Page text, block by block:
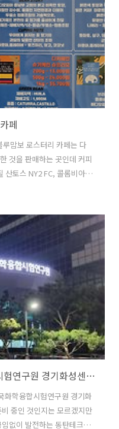
주차장", 공학코드, 2023년
차장", Love..
페
맘보 로스터리 카페는 다
것을 판매하는 곳인데 커피
산토스 NY2 FC, 콜롬비아
스타리카 따라주 SHB, 에
초에 처음 알게 되었고 지금
고 맛이 균일했다. 원두 주문
받을 수도 있고 갈아서 받
매하는 곳이다. 예약 주문
을 수 있다.
동탄테크노밸리에 한국화학융합시험연구원 경기화성센터가 있다.
화학융합시험연구원 경기화
중인 것인지는 모르겠지만
없이 발전하는 동탄테크노